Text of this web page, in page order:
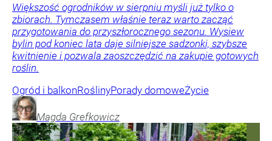
Większość ogrodników w sierpniu myśli już tylko o
zbiorach. Tymczasem właśnie teraz warto zacząć
przygotowania do przyszłorocznego sezonu. Wysiew
bylin pod koniec lata daje silniejsze sadzonki, szybsze
kwitnienie i pozwala zaoszczędzić na zakupie gotowych
roślin.
Ogród i balkonRoślinyPorady domoweŻycie
Magda Grefkowicz